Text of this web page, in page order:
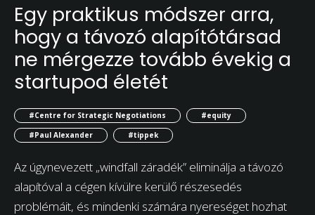
Egy praktikus módszer arra,
hogy a távozó alapítótársad
ne mérgezze tovább évekig a
startupod életét
#Centre for Strategic Negotiations
#equity
#Paul Alexander
#tippek
Az úgynevezett „windfall záradék” eliminálja a távozó
alapítóval a cégen kívülre kerülő részesedés
problémáit, és mindenki számára nyereséget hozhat